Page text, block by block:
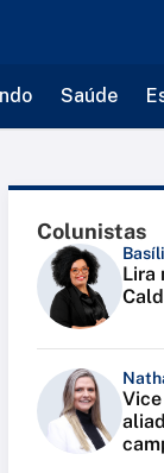
Saúde
Colunistas
Lira